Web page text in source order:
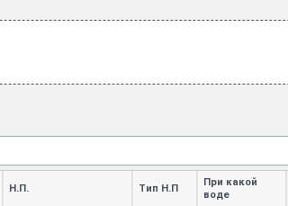
Н.П. Тип Н.П
При какой
воде